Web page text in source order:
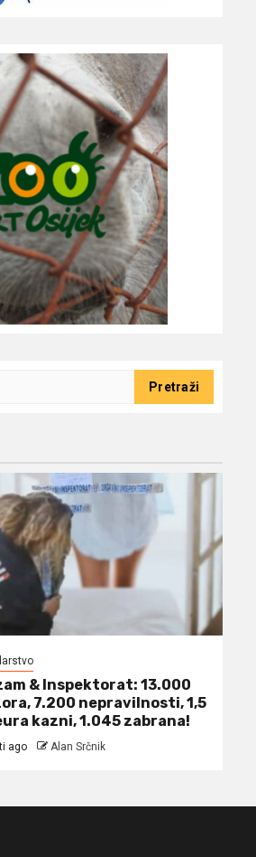
& Inspektorat: 13.000
7.200 nepravilnosti, 1,5
kazni, 1.045 zabrana!
ago Alan Srčnik